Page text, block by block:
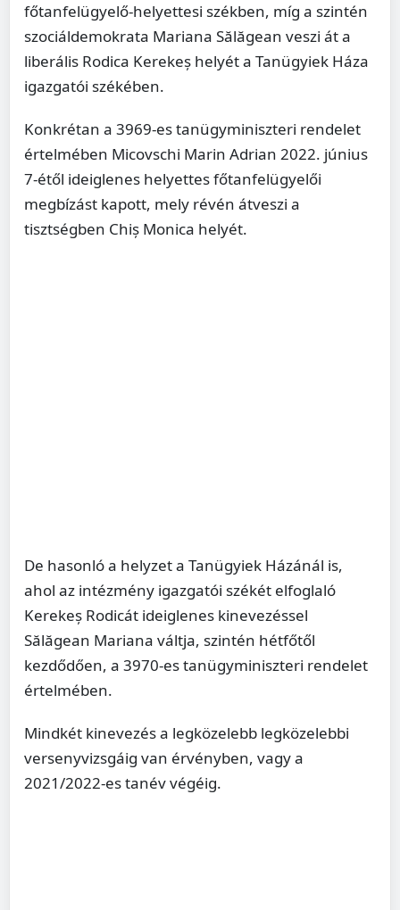
főtanfelügyelő-helyettesi székben, míg a szintén
szociáldemokrata Mariana Sălăgean veszi át a
liberális Rodica Kerekeș helyét a Tanügyiek Háza
igazgatói székében.
Konkrétan a 3969-es tanügyminiszteri rendelet
értelmében Micovschi Marin Adrian 2022. június
7-étől ideiglenes helyettes főtanfelügyelői
megbízást kapott, mely révén átveszi a
tisztségben Chiș Monica helyét.
De hasonló a helyzet a Tanügyiek Házánál is,
ahol az intézmény igazgatói székét elfoglaló
Kerekeș Rodicát ideiglenes kinevezéssel
Sălăgean Mariana váltja, szintén hétfőtől
kezdődően, a 3970-es tanügyminiszteri rendelet
értelmében.
Mindkét kinevezés a legközelebb legközelebbi
versenyvizsgáig van érvényben, vagy a
2021/2022-es tanév végéig.